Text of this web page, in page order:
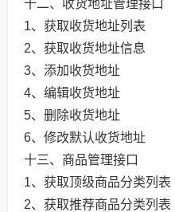
十二、收货地址管理接口
1、获取收货地址列表
2、获取收货地址信息
3、添加收货地址
4、编辑收货地址
5、删除收货地址
6、修改默认收货地址
十三、商品管理接口
1、获取顶级商品分类列表
2、获取推荐商品分类列表